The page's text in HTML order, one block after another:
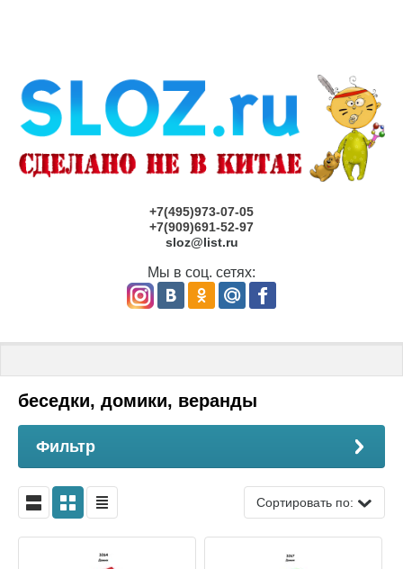
+7(495)973-07-05
+7(909)691-52-97
sloz@list.ru
Мы в соц. сетях:
Главная
беседки, домики, веранды
Фильтр
Сортировать по: